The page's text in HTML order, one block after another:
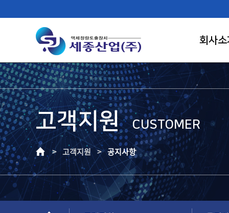
회사소
FIRST RANK OF LIQUID CONTROL
SAEJONG IND.
고객이 신뢰하는 기업, 고객만족의 가치를
창조하는 건실한 기업으로 성장하겠습니다.
고객지원 CUSTOMER
> 고객지원 >공지사항